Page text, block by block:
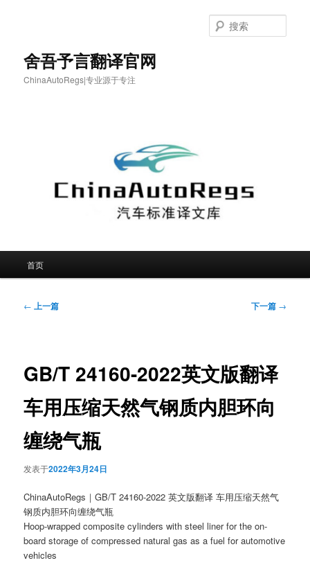
舍吾予言翻译官网
ChinaAutoRegs|专业源于专注
索
首页
文
← 上一篇 下一篇 →
GB/T 24160-2022英文版翻译
车用压缩天然气钢质内胆环向
缠绕气瓶
发表于2022年3月24日
ChinaAutoRegs｜GB/T 24160-2022 英文版翻译 车用压缩天然气
钢质内胆环向缠绕气瓶
Hoop-wrapped composite cylinders with steel liner for the on-
board storage of compressed natural gas as a fuel for automotive
vehicles